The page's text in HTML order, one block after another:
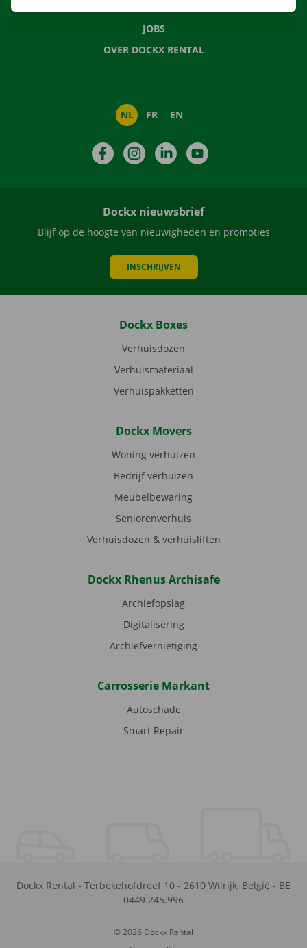
JOBS
OVER DOCKX RENTAL
NL FR EN
FacebookInstagramLinkedIn
Dockx nieuwsbrief
Blijf op de hoogte van nieuwigheden en promoties
INSCHRIJVEN
Dockx Boxes
Verhuisdozen
Verhuismateriaal
Verhuispakketten
Dockx Movers
Woning verhuizen
Bedrijf verhuizen
Meubelbewaring
Seniorenverhuis
Verhuisdozen & verhuisliften
Dockx Rhenus Archisafe
Archiefopslag
Digitalisering
Archiefvernietiging
Carrosserie Markant
Autoschade
Smart Repair
Dockx Rental - Terbekehofdreef 10 - 2610 Wilrijk, België - BE
0449.245.996
© 2026 Dockx Rental